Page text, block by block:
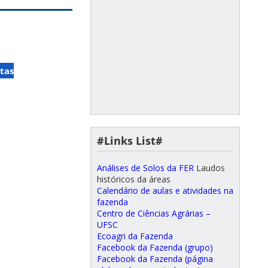
#Links List#
Análises de Solos da FER Laudos
históricos da áreas
Calendário de aulas e atividades na
fazenda
Centro de Ciências Agrárias –
UFSC
Ecoagri da Fazenda
Facebook da Fazenda (grupo)
Facebook da Fazenda (página